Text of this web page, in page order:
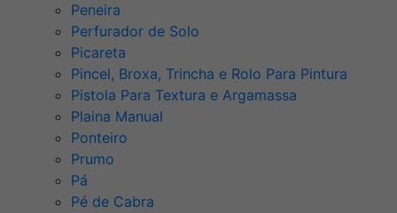
Peneira
Perfurador de Solo
Picareta
Pincel, Broxa, Trincha e Rolo Para Pintura
Pistola Para Textura e Argamassa
Plaina Manual
Ponteiro
Prumo
Pá
Pé de Cabra